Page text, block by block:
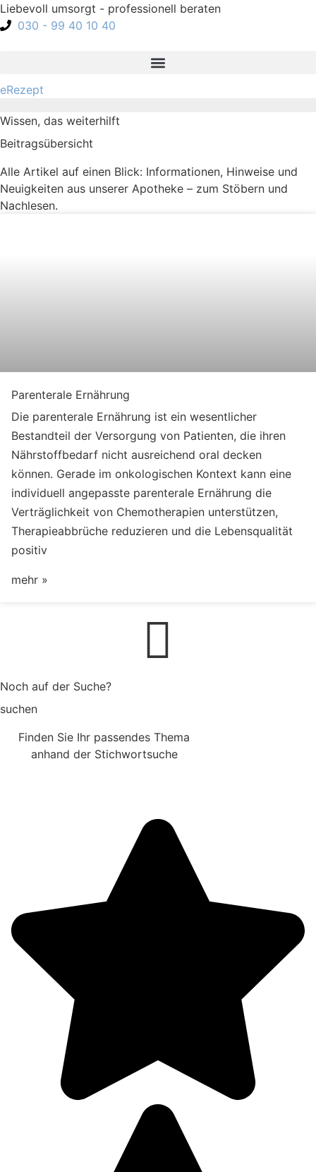
Liebevoll umsorgt - professionell beraten
030 - 99 40 10 40
eRezept
Wissen, das weiterhilft
Beitragsübersicht
Alle Artikel auf einen Blick: Informationen, Hinweise und
Neuigkeiten aus unserer Apotheke – zum Stöbern und
Nachlesen.
Par­enterale Er­nähr­ung
Die parenterale Ernährung ist ein wesentlicher
Bestandteil der Versorgung von Patienten, die ihren
Nährstoffbedarf nicht ausreichend oral decken
können. Gerade im onkologischen Kontext kann eine
individuell angepasste parenterale Ernährung die
Verträglichkeit von Chemotherapien unterstützen,
Therapieabbrüche reduzieren und die Lebensqualität
positiv
mehr »
Noch auf der Suche?
suchen
Finden Sie Ihr passendes Thema
anhand der Stichwortsuche